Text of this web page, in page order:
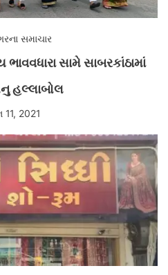
સમાચાર
સામે સાબરકાંઠામાં
હલ્લાબોલ
2021